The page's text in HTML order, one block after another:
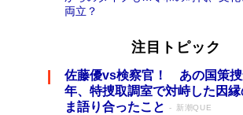
両立？
注目トピック
佐藤優vs検察官！ あの国策
年、特捜取調室で対峙した因
ま語り合ったこと
新潮QUE